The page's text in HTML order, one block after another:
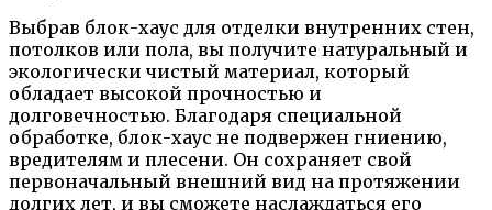
Выбрав блок-хаус для отделки внутренних стен,
потолков или пола, вы получите натуральный и
экологически чистый материал, который
обладает высокой прочностью и
долговечностью. Благодаря специальной
обработке, блок-хаус не подвержен гниению,
вредителям и плесени. Он сохраняет свой
первоначальный внешний вид на протяжении
долгих лет, и вы сможете наслаждаться его